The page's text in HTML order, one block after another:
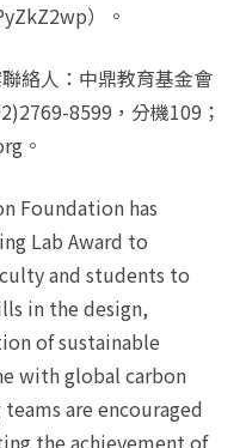
）。
絡人：中鼎教育基金會
8599，分機109；
。
Foundation has
Lab Award to
and students to
in the design,
of sustainable
with global carbon
are encouraged
the achievement of